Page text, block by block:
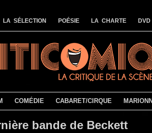
LA SÉLECTION POÉSIE LA CHARTE DVD
COMÉDIE CABARET/CIRQUE
bande de Beckett